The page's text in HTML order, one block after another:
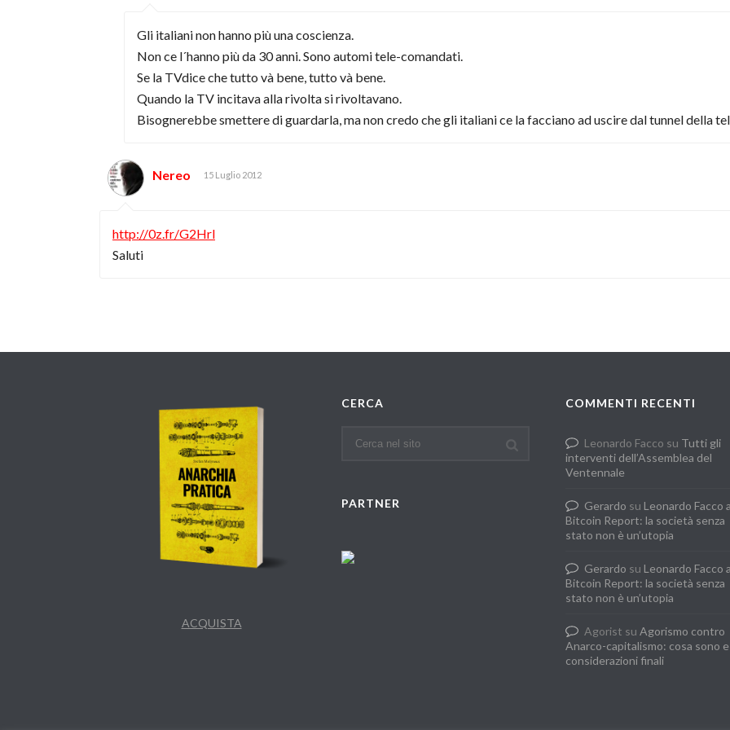
Gli italiani non hanno più una coscienza.
Non ce l´hanno più da 30 anni. Sono automi tele-comandati.
Se la TVdice che tutto và bene, tutto và bene.
Quando la TV incitava alla rivolta si rivoltavano.
Bisognerebbe smettere di guardarla, ma non credo che gli italiani ce la facciano ad uscire dal tunnel della
Nereo 15 Luglio 2012
http://0z.fr/G2Hrl
Saluti
ACQUISTA
CERCA
PARTNER
COMMENTI RECENTI
Leonardo Facco su Tutti gli
interventi dell’Assemblea del
Ventennale
Gerardo su Leonardo Facco a
Bitcoin Report: la società senza
stato non è un’utopia
Gerardo su Leonardo Facco a
Bitcoin Report: la società senza
stato non è un’utopia
Agorist su Agorismo contro
Anarco-capitalismo: cosa sono e
considerazioni finali